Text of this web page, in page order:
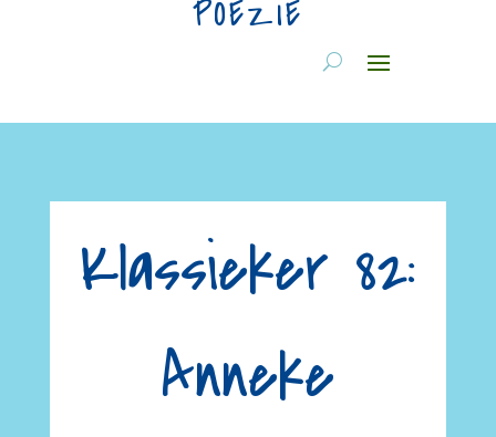
POËZIE
Klassieker 82:
Anneke